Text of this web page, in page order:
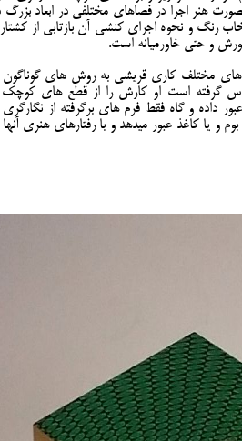
هنر اجرا در فصاهای مختلفی در ابعاد بزرگ
رنگ و نحوه اجرای کنشی آن بازتابی از
و حتی خاورمیانه است.
های مختلف کاری قریشی به روش های گوناگون
گرفته است او کارش را از قطع های
داده و گاه فقط فرم های برگرفته از نگارگری
و یا کاغذ عبور میدهد و با رفتارهای هنری آنها